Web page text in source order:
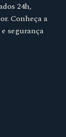
24h,
Conheça a
segurança